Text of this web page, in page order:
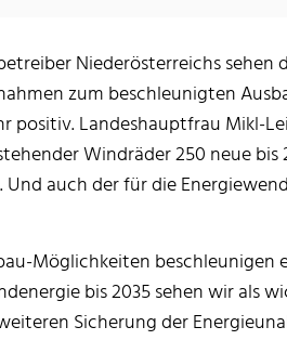
Niederösterreichs sehen
zum beschleunigten
positiv. Landeshauptfrau Mikl-
Windräder 250 neue
auch der für die
Möglichkeiten beschleunigen
bis 2035 sehen wir als
Sicherung der